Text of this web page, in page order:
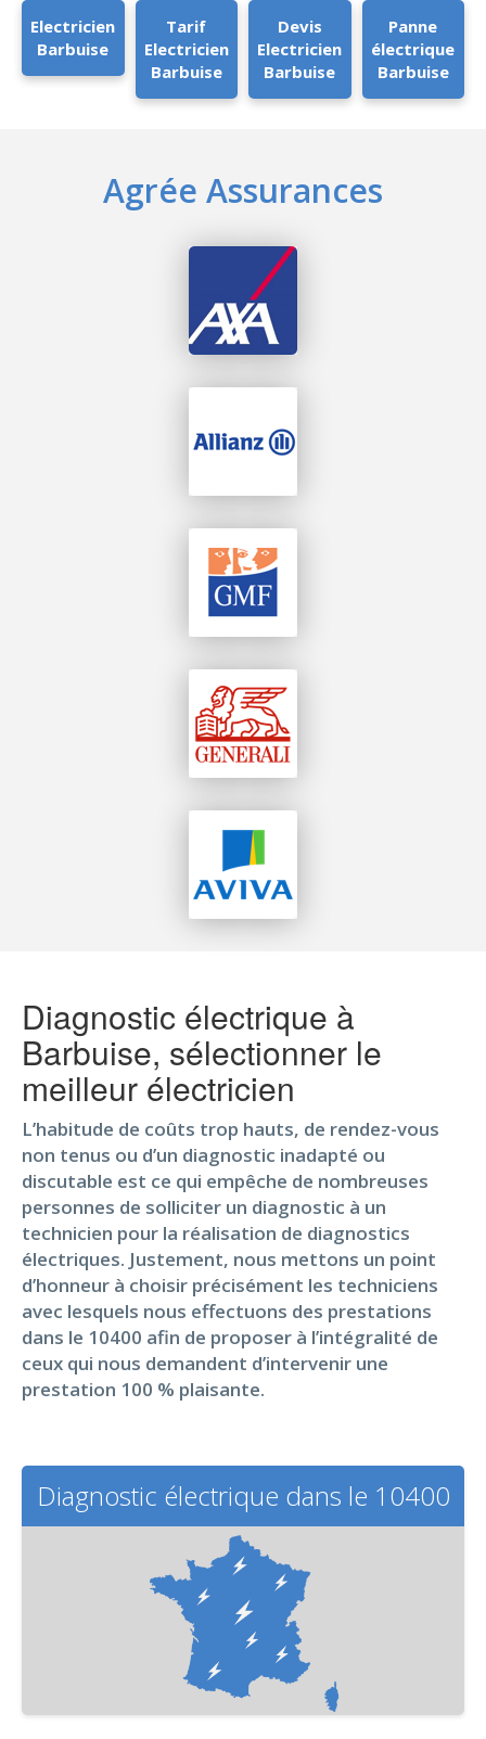
Electricien
Barbuise
Tarif
Electricien
Barbuise
Devis
Electricien
Barbuise
Panne
électrique
Barbuise
Agrée Assurances
Diagnostic électrique à
Barbuise, sélectionner le
meilleur électricien
L’habitude de coûts trop hauts, de rendez-vous
non tenus ou d’un diagnostic inadapté ou
discutable est ce qui empêche de nombreuses
personnes de solliciter un diagnostic à un
technicien pour la réalisation de diagnostics
électriques. Justement, nous mettons un point
d’honneur à choisir précisément les techniciens
avec lesquels nous effectuons des prestations
dans le 10400 afin de proposer à l’intégralité de
ceux qui nous demandent d’intervenir une
prestation 100 % plaisante.
Diagnostic électrique dans le 10400